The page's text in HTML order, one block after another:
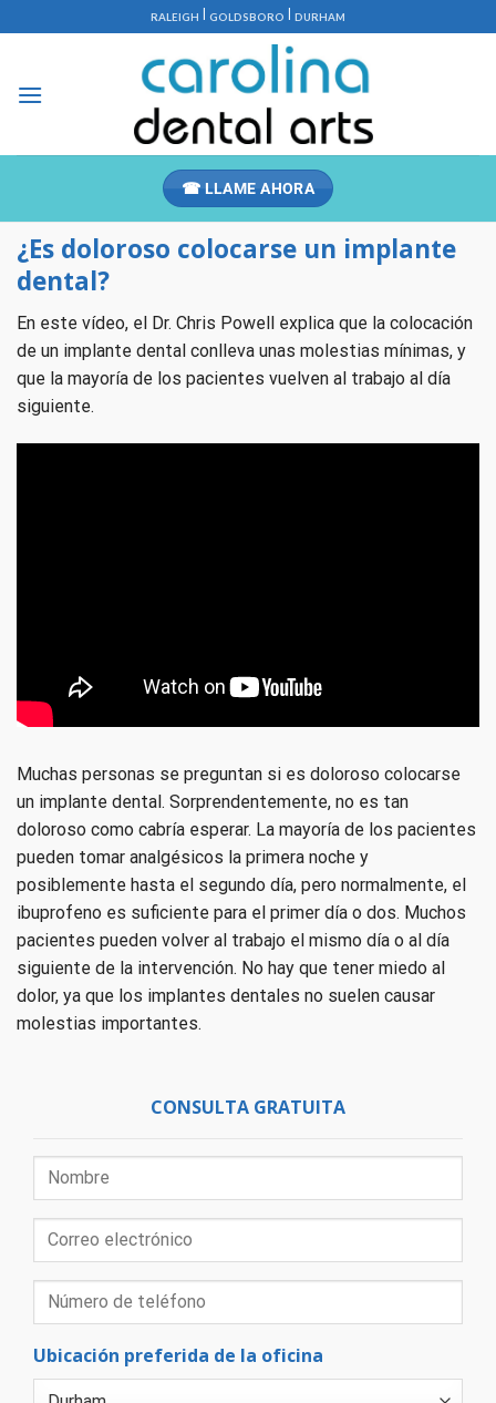
al
RALEIGH | GOLDSBORO | DURHAM
☎ LLAME AHORA
¿Es doloroso colocarse un implante
dental?
En este vídeo, el Dr. Chris Powell explica que la colocación
de un implante dental conlleva unas molestias mínimas, y
que la mayoría de los pacientes vuelven al trabajo al día
siguiente.
Muchas personas se preguntan si es doloroso colocarse
un implante dental. Sorprendentemente, no es tan
doloroso como cabría esperar. La mayoría de los pacientes
pueden tomar analgésicos la primera noche y
posiblemente hasta el segundo día, pero normalmente, el
ibuprofeno es suficiente para el primer día o dos. Muchos
pacientes pueden volver al trabajo el mismo día o al día
siguiente de la intervención. No hay que tener miedo al
dolor, ya que los implantes dentales no suelen causar
molestias importantes.
CONSULTA GRATUITA
Ubicación preferida de la oficina